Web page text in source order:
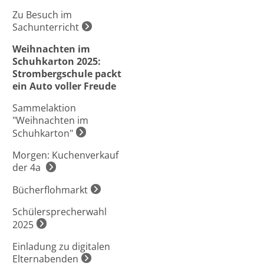
Zu Besuch im
Sachunterricht
Weihnachten im
Schuhkarton 2025:
Strombergschule packt
ein Auto voller Freude
Sammelaktion
"Weihnachten im
Schuhkarton"
Morgen: Kuchenverkauf
der 4a
Bücherflohmarkt
Schülersprecherwahl
2025
Einladung zu digitalen
Elternabenden